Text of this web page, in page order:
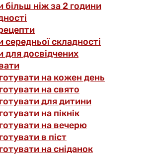
більш ніж за 2 години
середньої складності
для досвідчених
на кожен день
на свято
для дитини
на пікнік
на вечерю
в піст
на сніданок